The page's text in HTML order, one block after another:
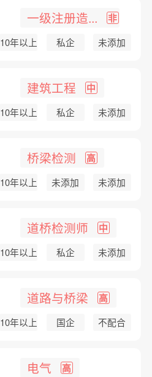
一级注册造... 非
10年以上 私企 未添加
建筑工程 中
10年以上 私企 未添加
桥梁检测 高
10年以上 未添加 未添加
道桥检测师 中
10年以上 私企 未添加
道路与桥梁 高
10年以上 国企 不配合
电气 高